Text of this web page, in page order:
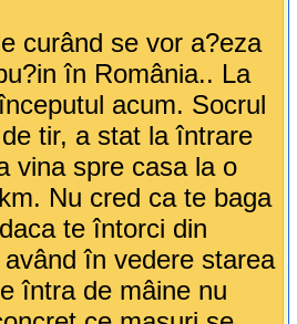
curând se vor a?eza
în România.. La
acum. Socrul
tir, a stat la întrare
vina spre casa la o
Nu cred ca te baga
te întorci din
în vedere starea
întra de mâine nu